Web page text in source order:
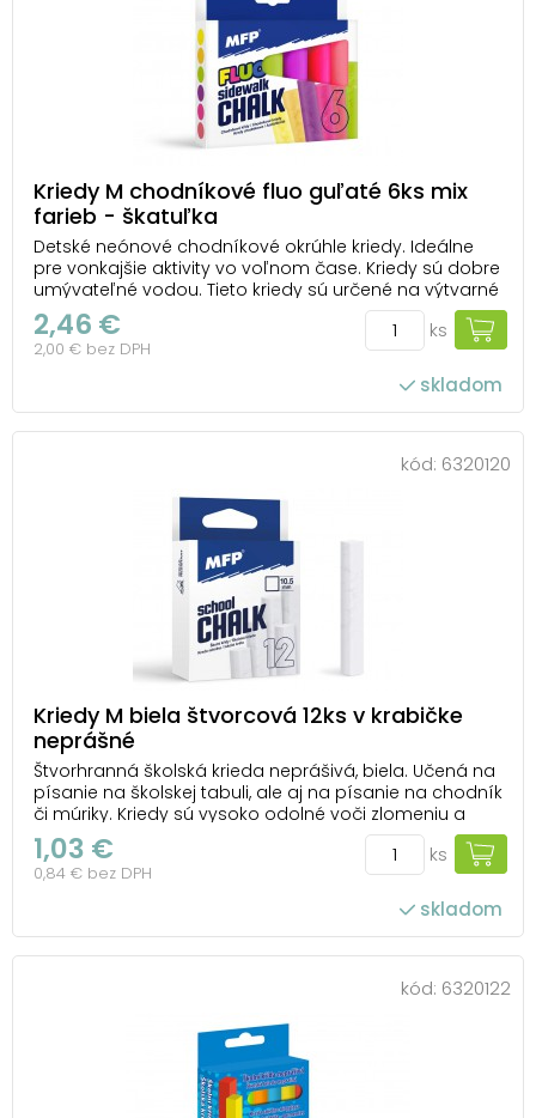
Kriedy M chodníkové fluo guľaté 6ks mix
farieb - škatuľka
Detské neónové chodníkové okrúhle kriedy. Ideálne
pre vonkajšie aktivity vo voľnom čase. Kriedy sú dobre
umývateľné vodou. Tieto kriedy sú určené na výtvarné
a umelecké účely. BALENIE OBSAHUJE: - 6 ks neónových
kried - ružová, žltá, zelená, oranžová, fialová, červená
Kriedy sú zdravotne ne...
2,46 €
2,00 € bez DPH
ks
skladom
kód: 6320120
Kriedy M biela štvorcová 12ks v krabičke
neprášné
Štvorhranná školská krieda neprášivá, biela. Učená na
písanie na školskej tabuli, ale aj na písanie na chodník
či múriky. Kriedy sú vysoko odolné voči zlomeniu a
zaisťujú hladké písanie pri použití na tabuliach. Kriedy
sú uložené v papierovej krabičke s eurozávesom.
Uvedená cena je za 1 bal...
1,03 €
0,84 € bez DPH
ks
skladom
kód: 6320122